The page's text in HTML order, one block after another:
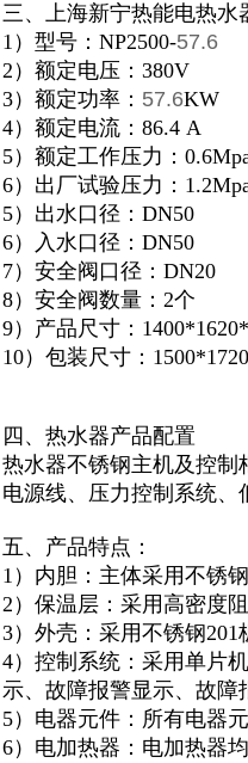
三、上海新宁热能电热水
1）型号：NP2500-57.6
2）额定电压：380V
3）额定功率： 57.6KW
4）额定电流：86.4 A
5）额定工作压力：
6）出厂试验压力：
5）出水口径：DN50
6）入水口径：DN50
7）安全阀口径：DN20
8）安全阀数量：2个
9）产品尺寸：
10）包装尺寸：
四、热水器产品配置
热水器不锈钢主机及控制
电源线、压力控制系统、
五、产品特点：
1）内胆：主体采用不锈
2）保温层：采用高密度
3）外壳：采用不锈钢201
4）控制系统：采用单片
示、故障报警显示、故障
5）电器元件：所有电器
6）电加热器：电加热器